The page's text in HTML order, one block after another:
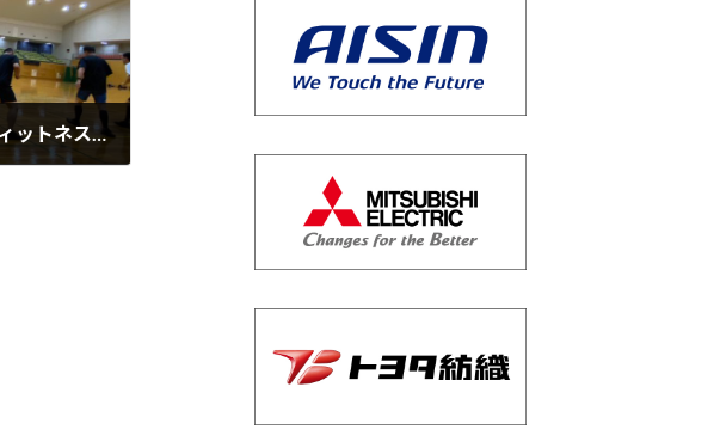
2023年度JBA公認B級審判員フィットネステストを開催しました。